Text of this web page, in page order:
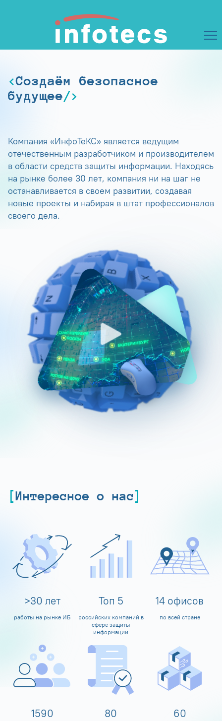
Создаём безопасное
будущее
Компания «ИнфоТеКС» является ведущим
отечественным разработчиком и производителем
в области средств защиты информации. Находясь
на рынке более 30 лет, компания ни на шаг не
останавливается в своем развитии, создавая
новые проекты и набирая в штат профессионалов
своего дела.
Интересное о нас
>30 лет
работы на рынке ИБ
Топ 5
российских компаний в
сфере защиты
информации
14 офисов
по всей стране
1600 80 60